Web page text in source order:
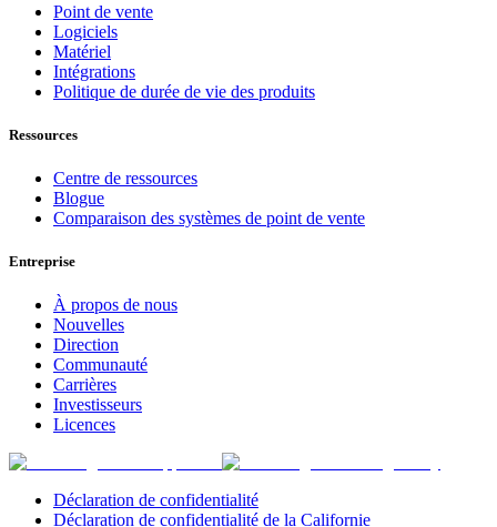
Point de vente
Logiciels
Matériel
Intégrations
Politique de durée de vie des produits
Ressources
Centre de ressources
Blogue
Comparaison des systèmes de point de vente
Entreprise
À propos de nous
Nouvelles
Direction
Communauté
Carrières
Investisseurs
Licences
Déclaration de confidentialité
Déclaration de confidentialité de la Californie